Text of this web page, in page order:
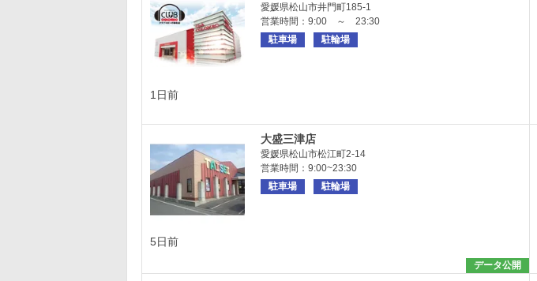
愛媛県松山市井門町185-1
営業時間：9:00 ～ 23:30
駐車場
駐輪場
1日前
大盛三津店
愛媛県松山市松江町2-14
営業時間：9:00~23:30
駐車場
駐輪場
5日前
データ公開